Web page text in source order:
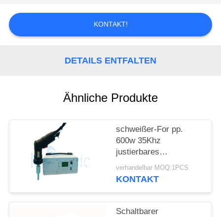
FÄLLE
DATENSCHUTZRICHTLINIE
KONTAKT!
DETAILS ENTFALTEN
Ähnliche Produkte
schweißer-For pp.
600w 35Khz
justierbares
Handultraschallpet
Schweißen
verhandelbar MOQ:1PCS
KONTAKT
Schaltbarer